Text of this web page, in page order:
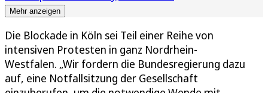
Mehr anzeigen
Die Blockade in Köln sei Teil einer Reihe von
intensiven Protesten in ganz Nordrhein-
Westfalen. „Wir fordern die Bundesregierung dazu
auf, eine Notfallsitzung der Gesellschaft